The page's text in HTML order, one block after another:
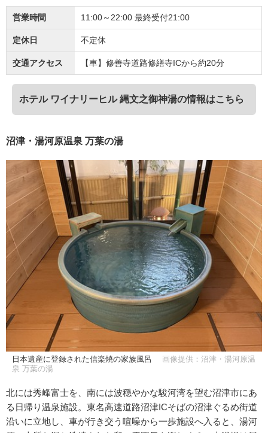
営業時間 11:00～22:00 最終受付21:00
定休日 不定休
交通アクセス 【車】修善寺道路修繕寺ICから約20分
ホテル ワイナリーヒル 縄文之御神湯の情報はこちら
沼津・湯河原温泉 万葉の湯
日本遺産に登録された信楽焼の家族風呂
画像提供：沼津・湯河原温
泉 万葉の湯
北には秀峰富士を、南には波穏やかな駿河湾を望む沼津市にあ
る日帰り温泉施設。東名高速道路沼津ICそばの沼津ぐるめ街道
沿いに立地し、車が行き交う喧噪から一歩施設へ入ると、湯河